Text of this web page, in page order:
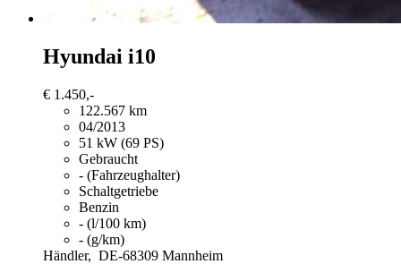
Hyundai i10
€ 1.450,-
122.567 km
04/2013
51 kW (69 PS)
Gebraucht
- (Fahrzeughalter)
Schaltgetriebe
Benzin
- (l/100 km)
- (g/km)
Händler, DE-68309 Mannheim